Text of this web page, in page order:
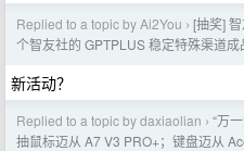
Replied to a topic by Ai2You › [抽奖]
个智友社的 GPTPLUS 稳定特殊渠道成
新活动？
Replied to a topic by daxiaolian › “万
抽鼠标迈从 A7 V3 PRO+；键盘迈从